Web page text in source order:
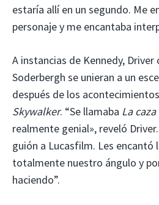
estaría allí en un segundo. Me
personaje y me encantaba
A instancias de Kennedy,
Soderbergh se unieran a un
después de los
Skywalker. “Se llamaba La
realmente genial», reveló
guión a Lucasfilm. Les encantó
totalmente nuestro ángulo y
haciendo”.